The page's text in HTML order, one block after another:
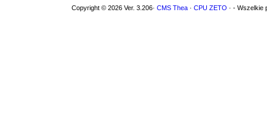
Copyright © 2026 Ver. 3.206· CMS Thea · CPU ZETO · - Wszelkie